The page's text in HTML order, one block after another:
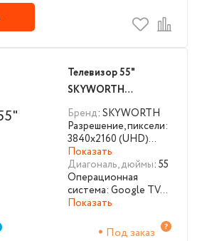
Телевизор 55"
SKYWORTH
(55SXF9800)
Бренд: SKYWORTH
Разрешение, пиксели:
3840х2160 (UHD)…
Показать
Диагональ, дюймы: 55
Операционная
система: Google TV…
Показать
Под заказ